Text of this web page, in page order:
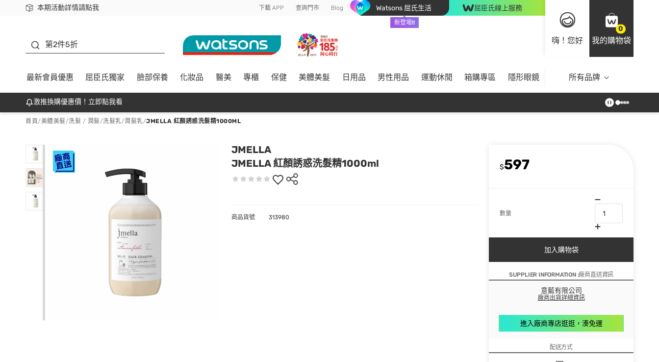
本期活動詳情請點我
下載app最高回饋$350 下載 APP 查詢門市 Blog Watsons 屈氏生活
新登場!!
屈臣氏線上服務
嗨！您好
0
我的購物袋
第2件5折
最新會員優惠 屈臣氏獨家 臉部保養 化妝品 醫美 專櫃 保健 美體美髮 日用品 男性用品 運動休閒 箱購專區 隱形眼鏡 所有品牌
激推換購優惠價！立即點我看
首頁/美體美髮/洗髮 / 潤髮/洗髮乳/潤髮乳/JMELLA 紅顏誘惑洗髮精1000ML
JMELLA
JMELLA 紅顏誘惑洗髮精1000ml
$597
數量
加入購物袋
SUPPLIER INFORMATION :廠商直送資訊
意藍有限公司
廠商出貨詳細資訊
進入廠商專店逛逛，湊免運
配送方式
商品貨號 313980